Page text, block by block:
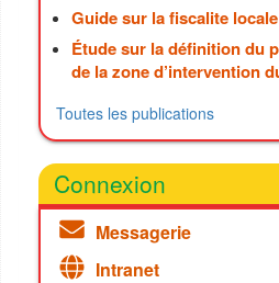
Guide sur la fiscalite locale
Étude sur la définition du
de la zone d’intervention
Toutes les publications
Connexion
Messagerie
Intranet